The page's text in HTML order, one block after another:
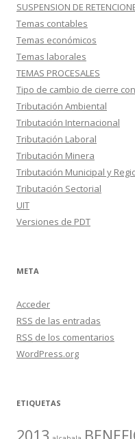
SUSPENSION DE
Temas contables
Temas económicos
Temas laborales
TEMAS PROCESALES
Tipo de cambio de cierre
Tributación Ambiental
Tributación Internacional
Tributación Laboral
Tributación Minera
Tributación Municipal y
Tributación Sectorial
UIT
Versiones de PDT
META
Acceder
RSS de las entradas
RSS de los comentarios
WordPress.org
ETIQUETAS